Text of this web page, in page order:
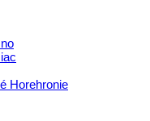
Horehronie